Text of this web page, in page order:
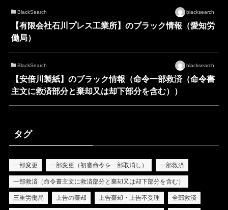
BlackSearch blacksearch
【有限会社石川プレス工業所】のブラック情報（愛知労
働局）
BlackSearch blacksearch
【安倍川製紙】のブラック情報（命令一部救済（命令書
主文に救済部分と棄却又は却下部分を含む））
タグ
一部変更 一部変更（初審命令を一部取消し） 一部救済
一部救済（命令書主文に救済部分と棄却又は却下部分を含む）
三重労働局 上告の棄却 上告棄却・上告不受理 全部救済